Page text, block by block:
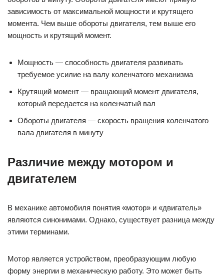
Различие между мотором и
В механике автомобиля понятия «мотор» и «двигатель»
являются синонимами. Однако, существует разница между
этими терминами.
Мотор является устройством, преобразующим любую
форму энергии в механическую работу. Это может быть
мотора измеряется в ваттах и используется в науке и
технике.
автомобильной индустрии. Двигатель преобразует
химическую энергию топлива в механическую работу и
обычно состоит из нескольких компонентов, таких как
электрический гибридный двигатель. Мощность двигателя
измеряется в лошадиных силах или киловаттах.